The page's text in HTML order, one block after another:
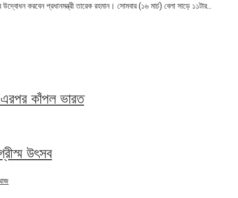
করবেন প্রধানমন্ত্রী তারেক রহমান। সোমবার (১৬ মার্চ) বেলা সাড়ে ১১টার...
কাঁপল ভারত
উৎসব